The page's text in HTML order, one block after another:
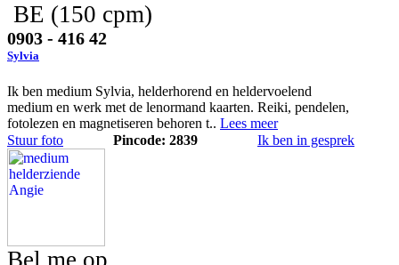
BE (150 cpm)
0903 - 416 42
Sylvia
Ik ben medium Sylvia, helderhorend en heldervoelend
medium en werk met de lenormand kaarten. Reiki, pendelen,
fotolezen en magnetiseren behoren t.. Lees meer
Stuur foto
Pincode: 2839 Ik ben in gesprek